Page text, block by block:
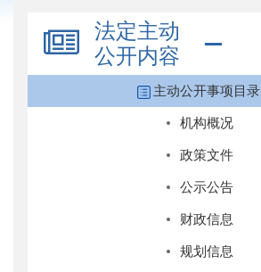
法定主动
公开内容
主动公开事项目录
机构概况
政策文件
公示公告
财政信息
规划信息